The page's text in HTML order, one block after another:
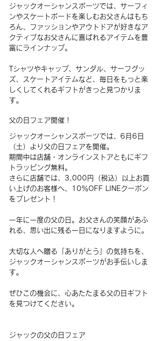
ジャックオーシャンスポーツでは、サーフィ
ンやスケートボードを楽しむお父さんはもち
ろん、ファッションやアウトドアが好きなア
クティブなお父さんに喜ばれるアイテムを豊
富にラインナップ。
Tシャツやキャップ、サンダル、サーフグッ
ズ、スケートアイテムなど、毎日をもっと楽
しくしてくれるギフトがきっと見つかりま
す。
父の日フェア開催！
ジャックオーシャンスポーツでは、6月6日
（土）より父の日フェアを開催。
期間中は店舗・オンラインストアともにギフ
トラッピング無料。
さらに店舗では、3,000円（税込）以上お買
い上げのお客様へ、10％OFF LINEクーポン
をプレゼント！
一年に一度の父の日。お父さんの笑顔があふ
れる、思い出に残る一日になりますように。
大切な人へ贈る「ありがとう」の気持ちを、
ジャックオーシャンスポーツがお手伝いしま
す。
ぜひこの機会に、心あたたまる父の日ギフト
を見つけてください。
ジャックの父の日フェア